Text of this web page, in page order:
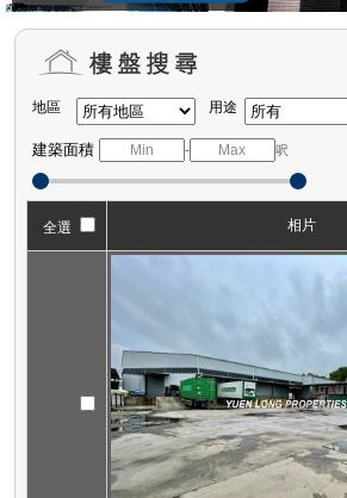
地區 用途
建築面積 - 呎
全選 相片